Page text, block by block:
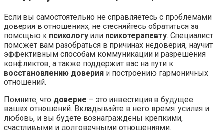
Если вы самостоятельно не справляетесь с проблемами
доверия в отношениях‚ не стесняйтесь обратиться за
помощью к психологу или психотерапевту. Специалист
поможет вам разобраться в причинах недоверия‚ научит
эффективным способам коммуникации и разрешения
конфликтов‚ а также поддержит вас на пути к
восстановлению доверия и построению гармоничных
отношений.
Помните‚ что доверие – это инвестиция в будущее
ваших отношений. Вкладывайте в него время‚ усилия и
любовь‚ и вы будете вознаграждены крепкими‚
счастливыми и долговечными отношениями.